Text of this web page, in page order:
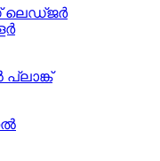
ലെഡ്ജർ
പ്ലാങ്ക്